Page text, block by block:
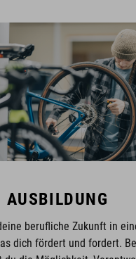
AUSBILDUNG
berufliche Zukunft in
dich fördert und fordert.